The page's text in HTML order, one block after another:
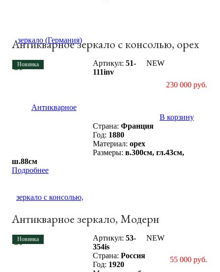
Антикварное зеркало с консолью, орех
Новинка NEW
230 000 руб.
В корзину
Артикул: 51-
111inv
Страна: Франция
Год: 1880
Материал: орех
Размеры: в.300см, гл.43см,
ш.88см
Подробнее
Антикварное зеркало, Модерн
Новинка NEW
55 000 руб.
Артикул: 53-
354is
Страна: Россия
Год: 1920